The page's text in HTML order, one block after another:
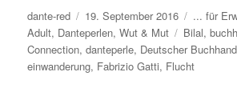
Autor
dante-red
Veröffentlicht
am
19. September 2016 ... für
Adult, Danteperlen,Wut & Mut Bilal,
Connection,danteperle, Deutscher
einwanderung, Fabrizio Gatti, Flucht